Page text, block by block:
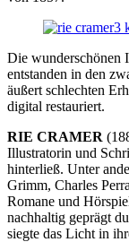
Die wunderschönen
entstanden in den
äußert schlechten
digital restauriert.
RIE CRAMER
Illustratorin und
hinterließ. Unter
Grimm, Charles
Romane und
nachhaltig geprägt
siegte das Licht in